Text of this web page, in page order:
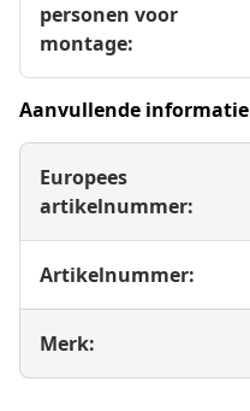
personen voor
montage:
Aanvullende informatie
Europees
artikelnummer:
Artikelnummer:
Merk: